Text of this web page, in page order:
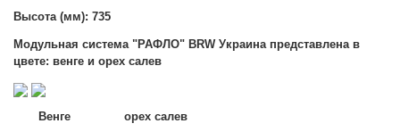
Высота (мм): 735
Модульная система "РАФЛО" BRW Украина представлена в
цвете: венге и орех салев
Венге орех салев